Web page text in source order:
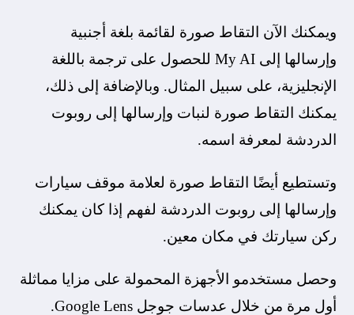
ويمكنك الآن التقاط صورة لقائمة بلغة أجنبية
وإرسالها إلى My AI للحصول على ترجمة باللغة
الإنجليزية، على سبيل المثال. وبالإضافة إلى ذلك،
يمكنك التقاط صورة لنبات وإرسالها إلى روبوت
الدردشة لمعرفة اسمه.
وتستطيع أيضًا التقاط صورة لعلامة موقف سيارات
وإرسالها إلى روبوت الدردشة لفهم إذا كان يمكنك
ركن سيارتك في مكان معين.
وحصل مستخدمو الأجهزة المحمولة على مزايا مماثلة
أول مرة من خلال عدسات جوجل Google Lens.